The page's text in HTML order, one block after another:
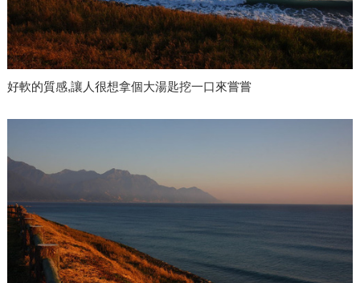
好軟的質感,讓人很想拿個大湯匙挖一口來嘗嘗